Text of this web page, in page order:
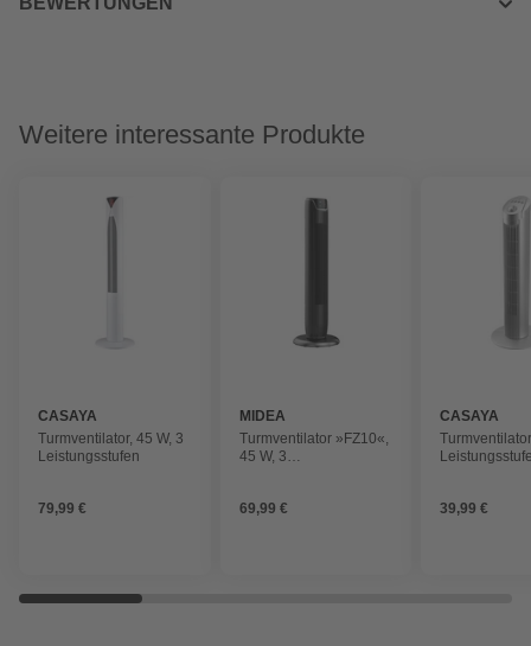
Weitere interessante Produkte
CASAYA
Turmventilator, 45 W, 3
Leistungsstufen
79,99 €
MIDEA
Turmventilator »FZ10«,
45 W, 3
69,99 €
CASAYA
39,99 €